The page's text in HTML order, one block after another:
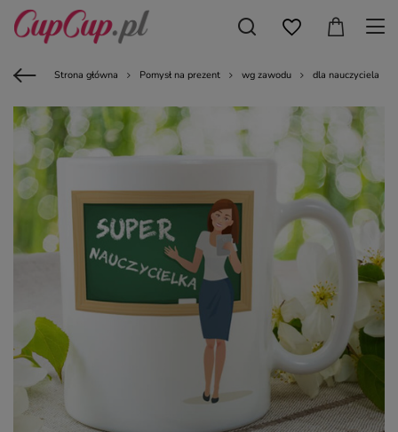
Strona główna Pomysł na prezent wg zawodu dla nauczyciela